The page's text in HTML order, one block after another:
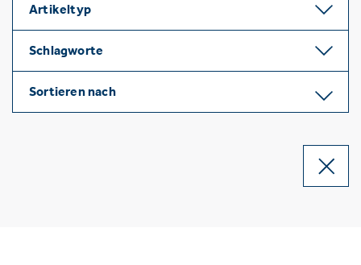
Artikeltyp
Schlagworte
Sortieren nach